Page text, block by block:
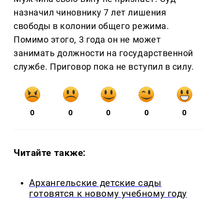
назначил чиновнику 7 лет лишения
свободы в колонии общего режима.
Помимо этого, 3 года он не может
занимать должности на государственной
службе. Приговор пока не вступил в силу.
0 0 0 0 0
Читайте также:
Архангельские детские сады
готовятся к новому учебному году